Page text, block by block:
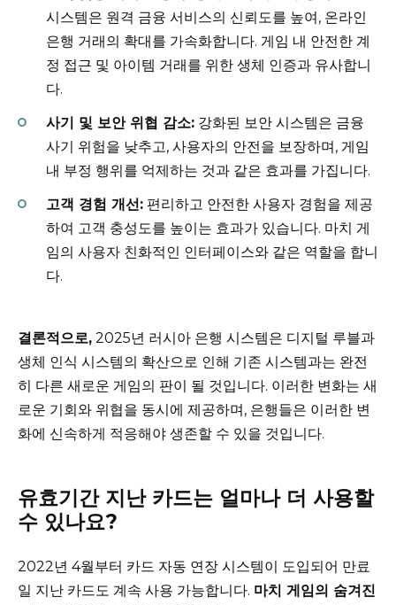
시스템은 원격 금융 서비스의 신뢰도를 높여, 온라인
은행 거래의 확대를 가속화합니다. 게임 내 안전한 계
정 접근 및 아이템 거래를 위한 생체 인증과 유사합니
다.
사기 및 보안 위협 감소: 강화된 보안 시스템은 금융
사기 위험을 낮추고, 사용자의 안전을 보장하며, 게임
내 부정 행위를 억제하는 것과 같은 효과를 가집니다.
고객 경험 개선: 편리하고 안전한 사용자 경험을 제공
하여 고객 충성도를 높이는 효과가 있습니다. 마치 게
임의 사용자 친화적인 인터페이스와 같은 역할을 합니
다.
결론적으로, 2025년 러시아 은행 시스템은 디지털 루블과
생체 인식 시스템의 확산으로 인해 기존 시스템과는 완전
히 다른 새로운 게임의 판이 될 것입니다. 이러한 변화는 새
로운 기회와 위협을 동시에 제공하며, 은행들은 이러한 변
화에 신속하게 적응해야 생존할 수 있을 것입니다.
유효기간 지난 카드는 얼마나 더 사용할
수 있나요?
2022년 4월부터 카드 자동 연장 시스템이 도입되어 만료
일 지난 카드도 계속 사용 가능합니다. 마치 게임의 숨겨진